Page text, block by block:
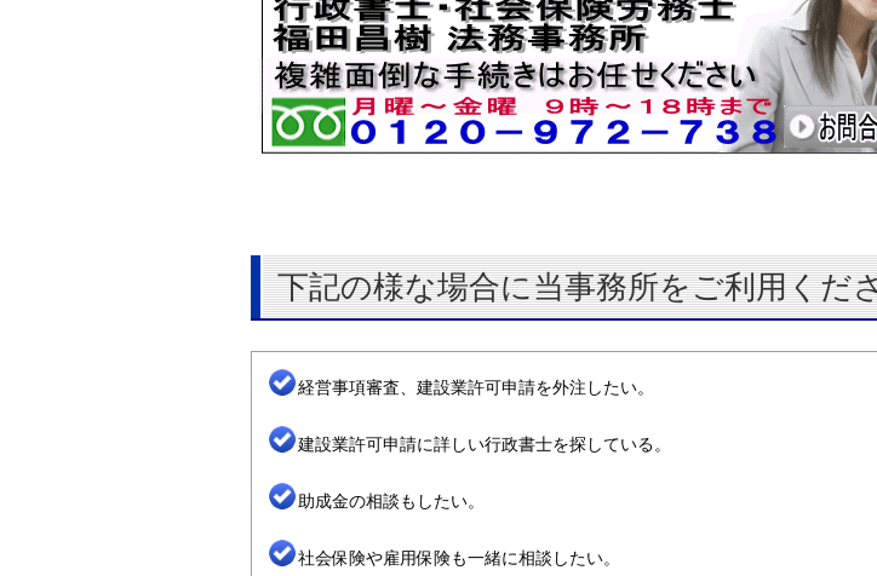
下記の様な場合に当事務所をご利用くだ
経営事項審査、建設業許可申請を外注したい。
建設業許可申請に詳しい行政書士を探している。
助成金の相談もしたい。
社会保険や雇用保険も一緒に相談したい。